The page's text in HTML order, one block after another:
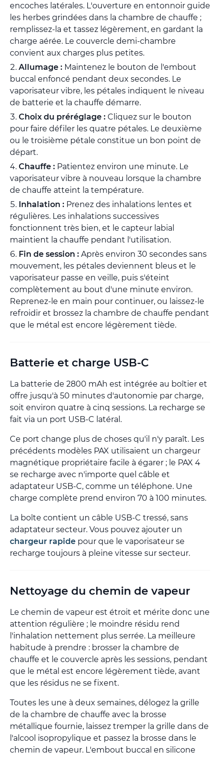
encoches latérales. L'ouverture en entonnoir guide
les herbes grindées dans la chambre de chauffe ;
remplissez-la et tassez légèrement, en gardant la
charge aérée. Le couvercle demi-chambre
convient aux charges plus petites.
Allumage : Maintenez le bouton de l'embout
buccal enfoncé pendant deux secondes. Le
vaporisateur vibre, les pétales indiquent le niveau
de batterie et la chauffe démarre.
Choix du préréglage : Cliquez sur le bouton
pour faire défiler les quatre pétales. Le deuxième
ou le troisième pétale constitue un bon point de
départ.
Chauffe : Patientez environ une minute. Le
vaporisateur vibre à nouveau lorsque la chambre
de chauffe atteint la température.
Inhalation : Prenez des inhalations lentes et
régulières. Les inhalations successives
fonctionnent très bien, et le capteur labial
maintient la chauffe pendant l'utilisation.
Fin de session : Après environ 30 secondes sans
mouvement, les pétales deviennent bleus et le
vaporisateur passe en veille, puis s'éteint
complètement au bout d'une minute environ.
Reprenez-le en main pour continuer, ou laissez-le
refroidir et brossez la chambre de chauffe pendant
que le métal est encore légèrement tiède.
Batterie et charge USB-C
La batterie de 2800 mAh est intégrée au boîtier et
offre jusqu'à 50 minutes d'autonomie par charge,
soit environ quatre à cinq sessions. La recharge se
fait via un port USB-C latéral.
Ce port change plus de choses qu'il n'y paraît. Les
précédents modèles PAX utilisaient un chargeur
magnétique propriétaire facile à égarer ; le PAX 4
se recharge avec n'importe quel câble et
adaptateur USB-C, comme un téléphone. Une
charge complète prend environ 70 à 100 minutes.
La boîte contient un câble USB-C tressé, sans
adaptateur secteur. Vous pouvez ajouter un
chargeur rapide pour que le vaporisateur se
recharge toujours à pleine vitesse sur secteur.
Nettoyage du chemin de vapeur
Le chemin de vapeur est étroit et mérite donc une
attention régulière ; le moindre résidu rend
l'inhalation nettement plus serrée. La meilleure
habitude à prendre : brosser la chambre de
chauffe et le couvercle après les sessions, pendant
que le métal est encore légèrement tiède, avant
que les résidus ne se fixent.
Toutes les une à deux semaines, délogez la grille
de la chambre de chauffe avec la brosse
métallique fournie, laissez tremper la grille dans de
l'alcool isopropylique et passez la brosse dans le
chemin de vapeur. L'embout buccal en silicone